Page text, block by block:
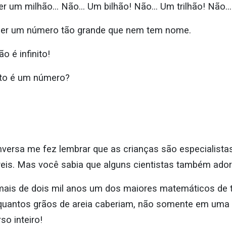
um milhão… Não… Um bilhão! Não… Um trilhão! Não…
um número tão grande que nem tem nome.
é infinito!
é um número?
me fez lembrar que as crianças são
Mas você sabia que alguns cientistas também
de dois mil anos um dos maiores matemáticos
grãos de areia caberiam, não somente em
inteiro!